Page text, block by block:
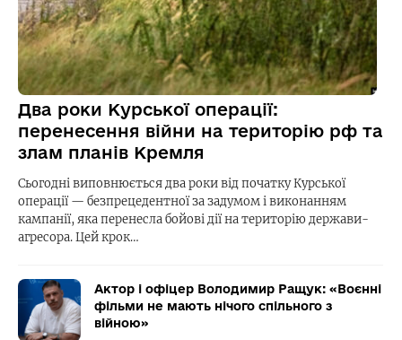
Два роки Курської операції:
перенесення війни на територію рф та
злам планів Кремля
Сьогодні виповнюється два роки від початку Курської
операції — безпрецедентної за задумом і виконанням
кампанії, яка перенесла бойові дії на територію держави-
агресора. Цей крок…
Актор і офіцер Володимир Ращук: «Воєнні
фільми не мають нічого спільного з
війною»